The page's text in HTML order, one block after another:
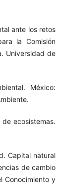
ante los retos
la Comisión
Universidad de
México:
ecosistemas.
Capital natural
de cambio
Conocimiento y